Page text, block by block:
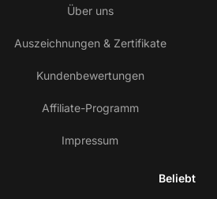
Über uns
Auszeichnungen & Zertifikate
Kundenbewertungen
Affiliate-Programm
Impressum
Beliebt